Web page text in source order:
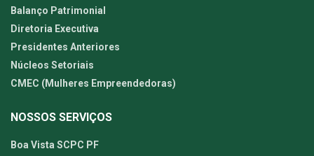
Balanço Patrimonial
Diretoria Executiva
Presidentes Anteriores
Núcleos Setoriais
CMEC (Mulheres Empreendedoras)
NOSSOS SERVIÇOS
Boa Vista SCPC PF